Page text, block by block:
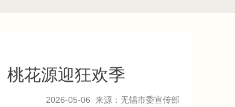
花源迎狂欢季
2026-05-06 来源：无锡市委宣传部